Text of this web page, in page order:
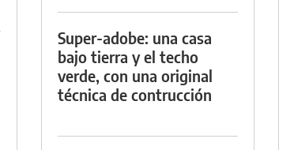
Super-adobe: una casa
bajo tierra y el techo
verde, con una original
técnica de contrucción